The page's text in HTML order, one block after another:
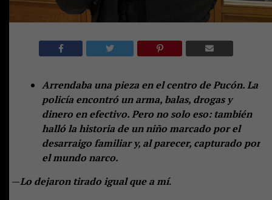
Arrendaba una pieza en el centro de Pucón. La
policía encontró un arma, balas, drogas y
dinero en efectivo. Pero no solo eso: también
halló la historia de un niño marcado por el
desarraigo familiar y, al parecer, capturado por
el mundo narco.
—Lo dejaron tirado igual que a mí.